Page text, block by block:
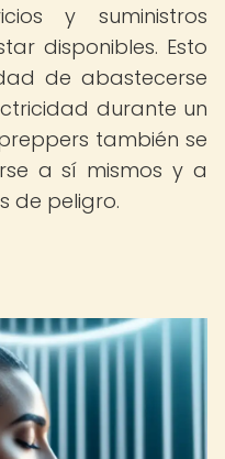
y suministros
disponibles. Esto
de abastecerse
durante un
también se
a sí mismos y a
de peligro.